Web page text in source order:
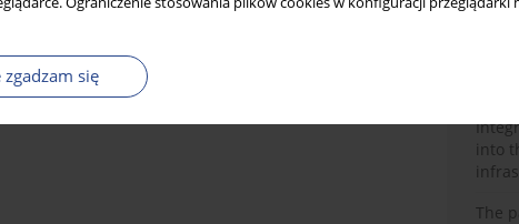
zgadzam się
into
The